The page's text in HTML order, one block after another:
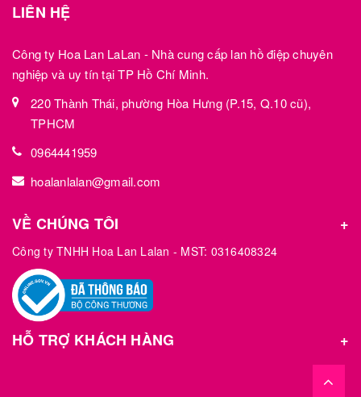
LIÊN HỆ
Công ty Hoa Lan LaLan - Nhà cung cấp lan hồ điệp chuyên
nghiệp và uy tín tại TP Hồ Chí Minh.
220 Thành Thái, phường Hòa Hưng (P.15, Q.10 cũ),
TPHCM
0964441959
hoalanlalan@gmail.com
VỀ CHÚNG TÔI
Công ty TNHH Hoa Lan Lalan - MST: 0316408324
HỖ TRỢ KHÁCH HÀNG